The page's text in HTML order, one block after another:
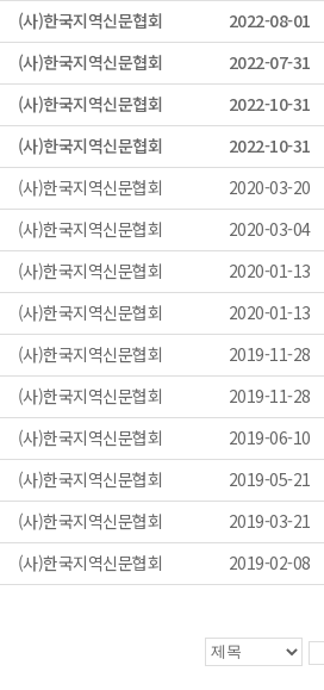
(사)한국지역신문협회 2022-08-01
(사)한국지역신문협회 2022-07-31
(사)한국지역신문협회 2022-10-31
(사)한국지역신문협회 2022-10-31
(사)한국지역신문협회 2020-03-20
(사)한국지역신문협회 2020-03-04
(사)한국지역신문협회 2020-01-13
(사)한국지역신문협회 2020-01-13
(사)한국지역신문협회 2019-11-28
(사)한국지역신문협회 2019-11-28
(사)한국지역신문협회 2019-06-10
(사)한국지역신문협회 2019-05-21
(사)한국지역신문협회 2019-03-21
(사)한국지역신문협회 2019-02-08